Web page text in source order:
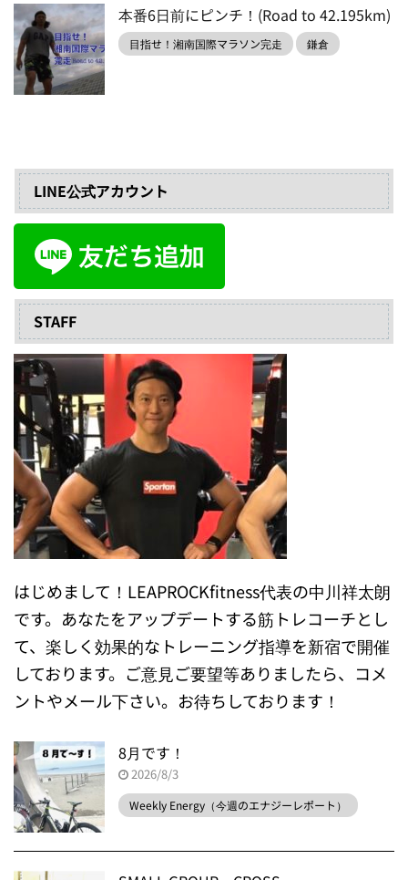
本番6日前にピンチ！(Road to 42.195km)
目指せ！湘南国際マラソン完走 鎌倉
LINE公式アカウント
STAFF
はじめまして！LEAPROCKfitness代表の中川祥太朗
です。あなたをアップデートする筋トレコーチとし
て、楽しく効果的なトレーニング指導を新宿で開催
しております。ご意見ご要望等ありましたら、コメ
ントやメール下さい。お待ちしております！
8月です！
2026/8/3
Weekly Energy（今週のエナジーレポート）